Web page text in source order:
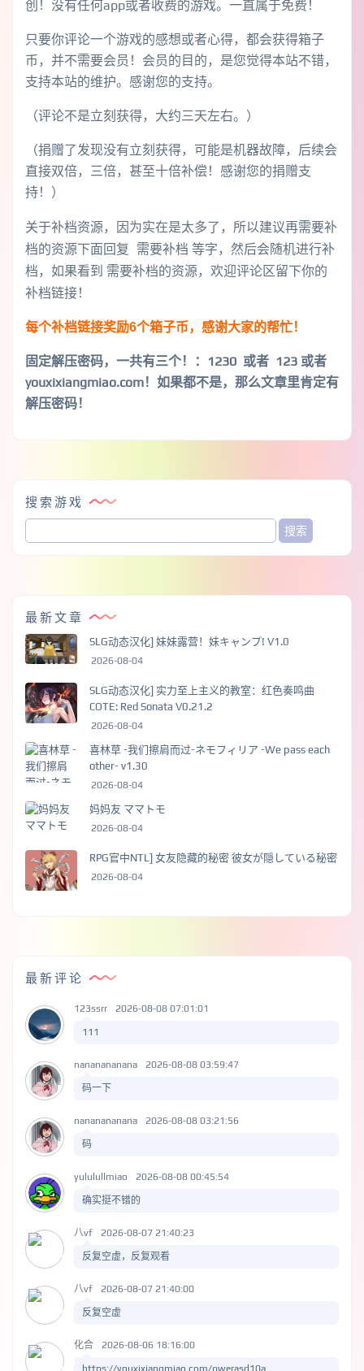
创！没有任何app或者收费的游戏。一直属于免费！
只要你评论一个游戏的感想或者心得，都会获得箱子
币，并不需要会员！会员的目的，是您觉得本站不错，
支持本站的维护。感谢您的支持。
（评论不是立刻获得，大约三天左右。）
（捐赠了发现没有立刻获得，可能是机器故障，后续会
直接双倍，三倍，甚至十倍补偿！感谢您的捐赠支
持！）
关于补档资源，因为实在是太多了，所以建议再需要补
档的资源下面回复 需要补档 等字，然后会随机进行补
档，如果看到 需要补档的资源，欢迎评论区留下你的
补档链接！
每个补档链接奖励6个箱子币，感谢大家的帮忙！
固定解压密码，一共有三个！
：1230 或者 123 或者
youxixiangmiao.com！如果都不是，那么文章里肯定有
解压密码！
搜索游戏
最新文章
SLG动态汉化] 妹妹露营！妹キャンプ! V1.0
2026-08-04
SLG动态汉化] 实力至上主义的教室：红色奏鸣曲
COTE: Red Sonata V0.21.2
2026-08-04
喜林草 -我们擦肩而过-ネモフィリア -We pass each
other- v1.30
2026-08-04
妈妈友 ママトモ
2026-08-04
RPG官中NTL] 女友隐藏的秘密 彼女が隠している秘密
2026-08-04
最新评论
123ssrr 2026-08-08 07:01:01
111
nananananana 2026-08-08 03:59:47
码一下
nananananana 2026-08-08 03:21:56
码
yululullmiao 2026-08-08 00:45:54
确实挺不错的
八vf 2026-08-07 21:40:23
反复空虚，反复观看
八vf 2026-08-07 21:40:00
反复空虚
化合 2026-08-06 18:16:00